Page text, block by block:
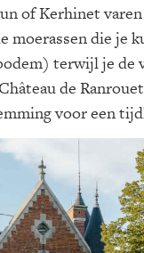
of Kerhinet
moerassen die je
terwijl je de
de
voor een